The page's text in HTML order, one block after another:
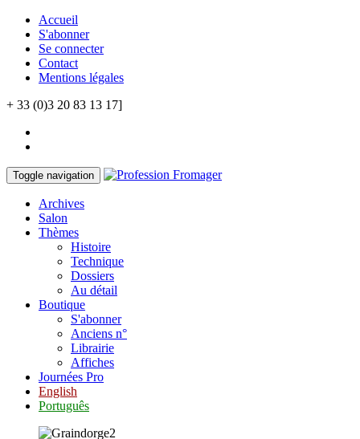
Accueil
S'abonner
Se connecter
Contact
Mentions légales
+ 33 (0)3 20 83 13 17]
Toggle navigation
Archives
Salon
Thèmes
Histoire
Technique
Dossiers
Au détail
Boutique
S'abonner
Anciens n°
Librairie
Affiches
Journées Pro
English
Português